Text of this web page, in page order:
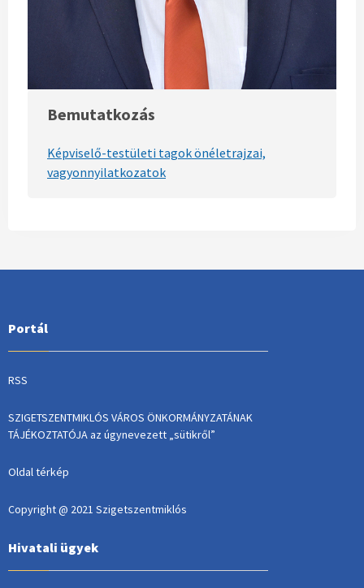
Bemutatkozás
Képviselő-testületi tagok önéletrajzai,
vagyonnyilatkozatok
Portál
RSS
SZIGETSZENTMIKLÓS VÁROS ÖNKORMÁNYZATÁNAK
TÁJÉKOZTATÓJA az úgynevezett „sütikről”
Oldal térkép
Copyright @ 2021 Szigetszentmiklós
Hivatali ügyek